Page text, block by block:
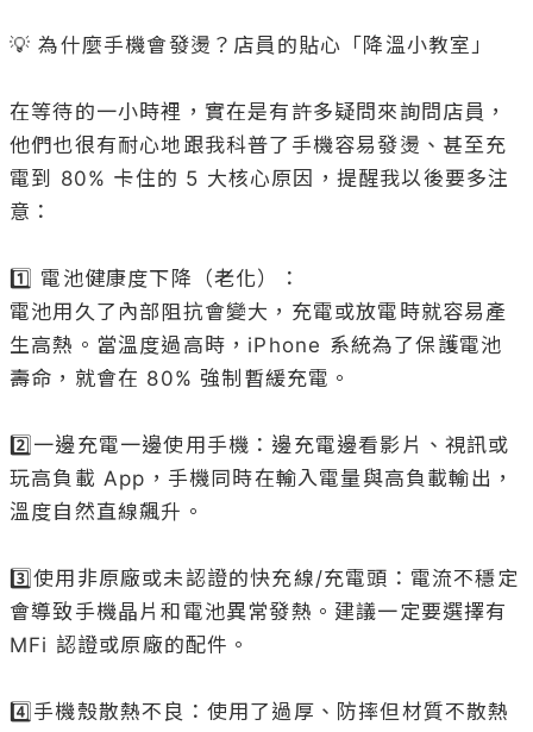
💡 為什麼手機會發燙？店員的貼心「降溫小教室」
在等待的一小時裡，實在是有許多疑問來詢問店員，
他們也很有耐心地跟我科普了手機容易發燙、甚至充
電到 80% 卡住的 5 大核心原因，提醒我以後要多注
意：
1️⃣ 電池健康度下降（老化）：
電池用久了內部阻抗會變大，充電或放電時就容易產
生高熱。當溫度過高時，iPhone 系統為了保護電池
壽命，就會在 80% 強制暫緩充電。
2️⃣一邊充電一邊使用手機：邊充電邊看影片、視訊或
玩高負載 App，手機同時在輸入電量與高負載輸出，
溫度自然直線飆升。
3️⃣使用非原廠或未認證的快充線/充電頭：電流不穩定
會導致手機晶片和電池異常發熱。建議一定要選擇有
MFi 認證或原廠的配件。
4️⃣手機殼散熱不良：使用了過厚、防摔但材質不散熱